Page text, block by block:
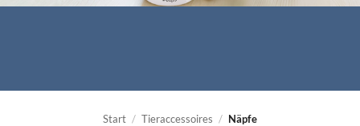
Start / Tieraccessoires / Näpfe